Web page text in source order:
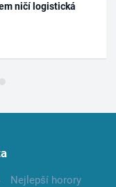
ničí logistická
Nejlepší horory